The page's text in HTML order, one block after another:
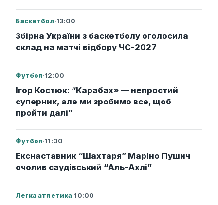
Баскетбол·13:00
Збірна України з баскетболу оголосила
склад на матчі відбору ЧС-2027
Футбол·12:00
Ігор Костюк: “Карабах» — непростий
суперник, але ми зробимо все, щоб
пройти далі”
Футбол·11:00
Екснаставник “Шахтаря” Маріно Пушич
очолив саудівський “Аль-Ахлі”
Легка атлетика·10:00